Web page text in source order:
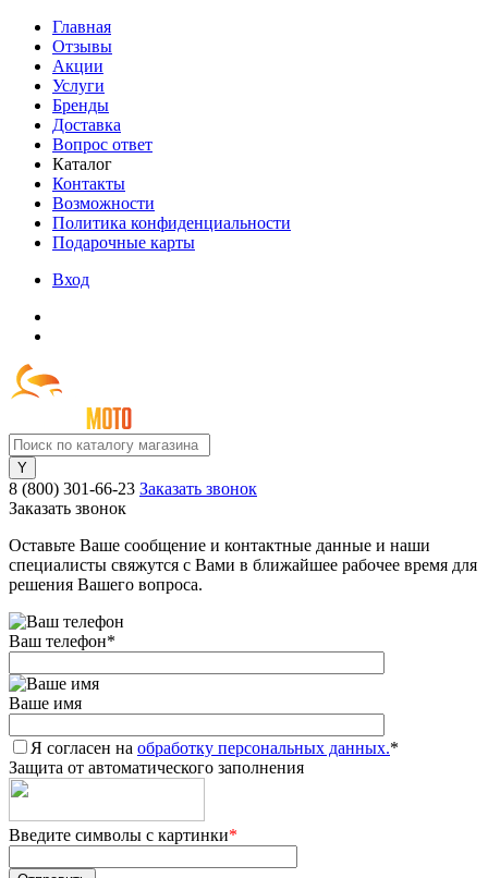
Главная
Отзывы
Акции
Услуги
Бренды
Доставка
Вопрос ответ
Каталог
Контакты
Возможности
Политика конфиденциальности
Подарочные карты
Вход
8 (800) 301-66-23 Заказать звонок
Заказать звонок
Оставьте Ваше сообщение и контактные данные и наши
специалисты свяжутся с Вами в ближайшее рабочее время для
решения Вашего вопроса.
Ваш телефон*
Ваше имя
Я согласен на обработку персональных данных.*
Защита от автоматического заполнения
Введите символы с картинки*